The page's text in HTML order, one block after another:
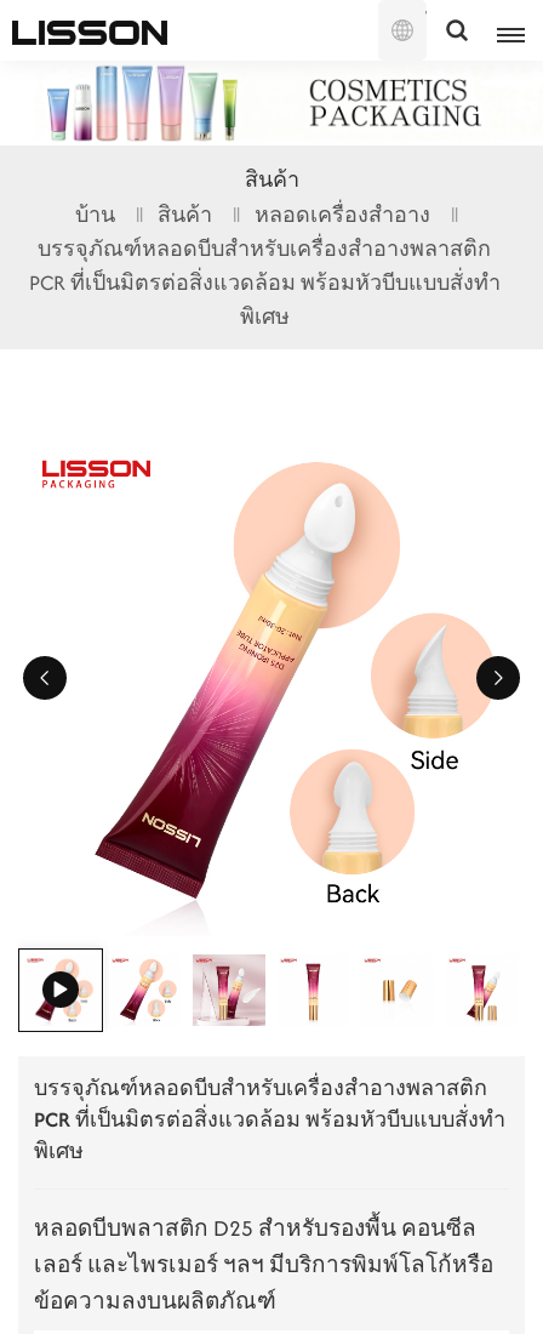
ไทย
English
français
русский
español
日本語
한국의
ไทย
Tiếng việt
中文
สินค้า
บ้าน สินค้า
หลอดเครื่องสำอาง
บรรจุภัณฑ์หลอดบีบสำหรับเครื่องสำอางพลาสติก
PCR ที่เป็นมิตรต่อสิ่งแวดล้อม พร้อมหัวบีบแบบสั่งทำ
พิเศษ
บรรจุภัณฑ์หลอดบีบสำหรับเครื่องสำอางพลาสติก
PCR ที่เป็นมิตรต่อสิ่งแวดล้อม พร้อมหัวบีบแบบสั่งทำ
พิเศษ
หลอดบีบพลาสติก D25 สำหรับรองพื้น คอนซีล
เลอร์ และไพรเมอร์ ฯลฯ มีบริการพิมพ์โลโก้หรือ
ข้อความลงบนผลิตภัณฑ์